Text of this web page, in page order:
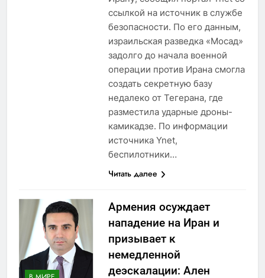
ссылкой на источник в службе
безопасности. По его данным,
израильская разведка «Мосад»
задолго до начала военной
операции против Ирана смогла
создать секретную базу
недалеко от Тегерана, где
разместила ударные дроны-
камикадзе. По информации
источника Ynet,
беспилотники…
Читать далее
Армения осуждает
нападение на Иран и
призывает к
немедленной
деэскалации: Ален